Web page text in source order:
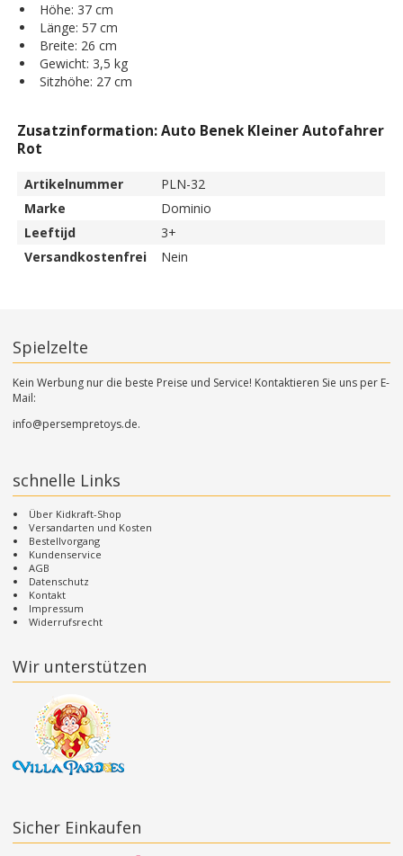
Höhe: 37 cm
Länge: 57 cm
Breite: 26 cm
Gewicht: 3,5 kg
Sitzhöhe: 27 cm
Zusatzinformation: Auto Benek Kleiner Autofahrer
Rot
Artikelnummer
PLN-32
Marke
Dominio
Leeftijd
3+
Versandkostenfrei
Nein
Spielzelte
Kein Werbung nur die beste Preise und Service! Kontaktieren Sie uns per E-
Mail:
info@persempretoys.de.
schnelle Links
Über Kidkraft-Shop
Versandarten und Kosten
Bestellvorgang
Kundenservice
AGB
Datenschutz
Kontakt
Impressum
Widerrufsrecht
Wir unterstützen
Sicher Einkaufen